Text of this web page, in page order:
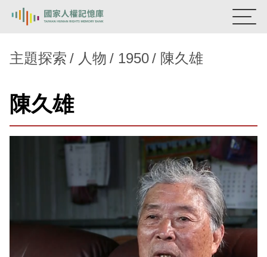
新生訓導處
主題探索
主題探索 人物 1950 陳久雄
陳久雄